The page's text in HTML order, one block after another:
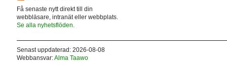
Få senaste nytt direkt till din
webbläsare, intranät eller webbplats.
Se alla nyhetsflöden.
Senast uppdaterad: 2026-08-08
Webbansvar:Alma Taawo